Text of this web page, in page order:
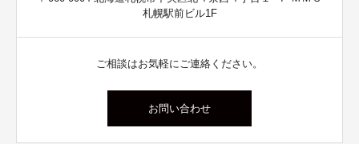
札幌駅前ビル1F
ご相談はお気軽にご連絡ください。
お問い合わせ